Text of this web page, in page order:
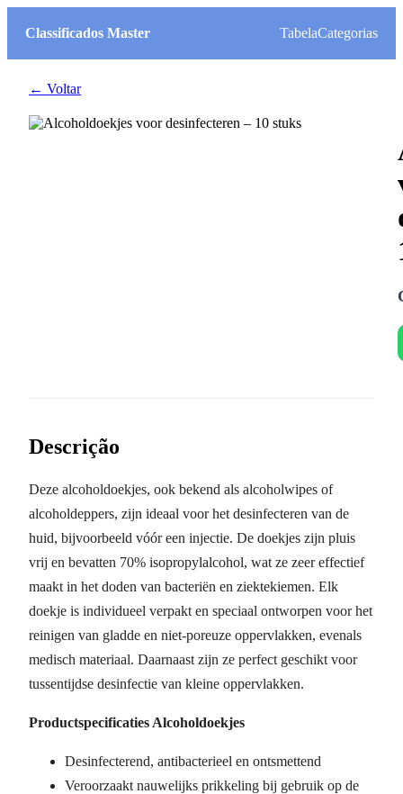
Classificados Master TabelaCategorias
← Voltar
Descrição
Deze alcoholdoekjes, ook bekend als alcoholwipes of
alcoholdeppers, zijn ideaal voor het desinfecteren van de
huid, bijvoorbeeld vóór een injectie. De doekjes zijn pluis
vrij en bevatten 70% isopropylalcohol, wat ze zeer effectief
maakt in het doden van bacteriën en ziektekiemen. Elk
doekje is individueel verpakt en speciaal ontworpen voor het
reinigen van gladde en niet-poreuze oppervlakken, evenals
medisch materiaal. Daarnaast zijn ze perfect geschikt voor
tussentijdse desinfectie van kleine oppervlakken.
Productspecificaties Alcoholdoekjes
Desinfecterend, antibacterieel en ontsmettend
Veroorzaakt nauwelijks prikkeling bij gebruik op de